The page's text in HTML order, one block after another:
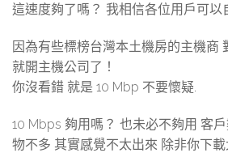
這速度夠了嗎？ 我相信各位用戶可以
因為有些標榜台灣本土機房的主機商
就開主機公司了！
你沒看錯 就是 10 Mbp 不要懷疑.
10 Mbps 夠用嗎？ 也未必不夠用 客
物不多 其實感覺不太出來 除非你下載